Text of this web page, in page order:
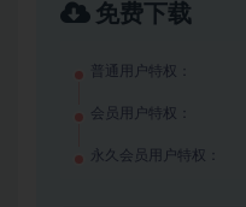
免费下载
普通用户特权：
会员用户特权：
永久会员用户特权：